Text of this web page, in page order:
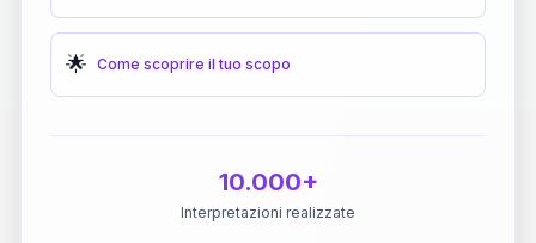
🌟 Come scoprire il tuo scopo
10.000+
Interpretazioni realizzate